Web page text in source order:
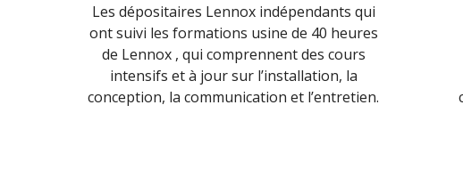
Les dépositaires Lennox indépendants qui
ont suivi les formations usine de 40 heures
de Lennox , qui comprennent des cours
intensifs et à jour sur l’installation, la
conception, la communication et l’entretien.